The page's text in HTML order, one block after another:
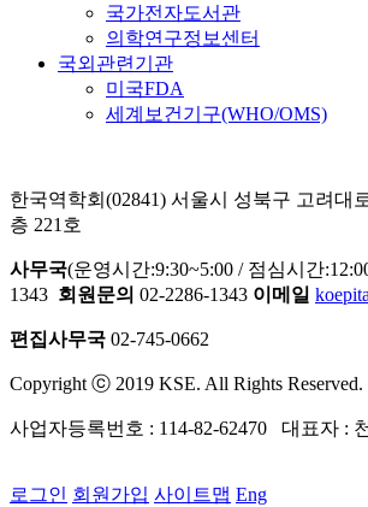
국가전자도서관
의학연구정보센터
국외관련기관
미국FDA
세계보건기구(WHO/OMS)
한국역학회(02841) 서울시 성북구 고려대
층 221호
사무국(운영시간:9:30~5:00 / 점심시간
1343 회원문의 02-2286-1343 이메일
편집사무국 02-745-0662
Copyright ⓒ 2019 KSE. All Rights Reserved.
사업자등록번호 : 114-82-62470 대표자 :
로그인 회원가입 사이트맵 Eng